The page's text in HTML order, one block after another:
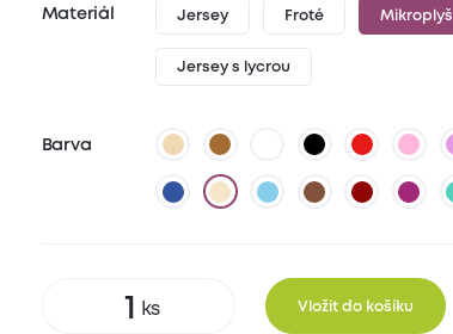
Materiál Jersey Froté Mikroplyš
Jersey s lycrou
Barva
Vložit do košíku